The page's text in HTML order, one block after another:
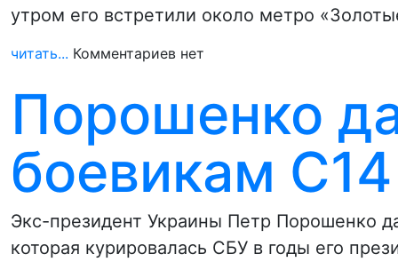
утром его встретили около метро
читать... Комментариев нет
Порошенко
боевикам С14
Экс-президент Украины Петр Порошенко
которая курировалась СБУ в годы его